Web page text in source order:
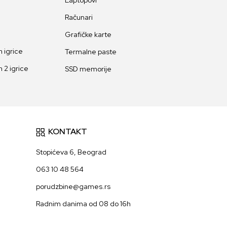
igrice
2 igrice
Računari
Grafičke karte
Termalne paste
SSD memorije
KONTAKT
Stopićeva 6, Beograd
063 10 48 564
porudzbine@games.rs
Radnim danima od 08 do 16h